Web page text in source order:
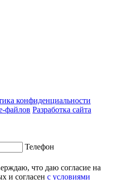
конфиденциальности
файлов Разработка сайта
Телефон
что даю согласие на
и согласен с условиями